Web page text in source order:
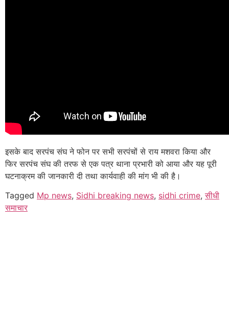
इसके बाद सरपंच संघ ने फोन पर सभी सरपंचों से राय मशवरा किया और
फिर सरपंच संघ की तरफ से एक पत्र थाना प्रभारी को आया और यह पूरी
घटनाक्रम की जानकारी दी तथा कार्यवाही की मांग भी की है।
Tagged Mp news, Sidhi breaking news, sidhi crime,सीधी
समाचार